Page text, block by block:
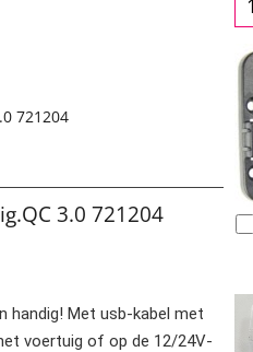
721204
3.0 721204
handig! Met usb-kabel met
voertuig of op de 12/24V-